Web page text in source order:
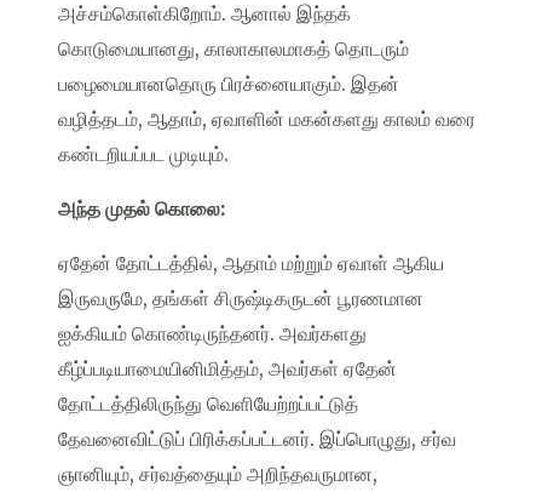
அச்சம்கொள்கிறோம். ஆனால் இந்தக்
கொடுமையானது, காலாகாலமாகத் தொடரும்
பழைமையானதொரு பிரச்னையாகும். இதன்
வழித்தடம், ஆதாம், ஏவாளின் மகன்களது காலம் வரை
கண்டறியப்பட முடியும்.
அந்த முதல் கொலை:
ஏதேன் தோட்டத்தில், ஆதாம் மற்றும் ஏவாள் ஆகிய
இருவருமே, தங்கள் சிருஷ்டிகருடன் பூரணமான
ஐக்கியம் கொண்டிருந்தனர். அவர்களது
கீழ்ப்படியாமையினிமித்தம், அவர்கள் ஏதேன்
தோட்டத்திலிருந்து வெளியேற்றப்பட்டுத்
தேவனைவிட்டுப் பிரிக்கப்பட்டனர். இப்பொழுது, சர்வ
ஞானியும், சர்வத்தையும் அறிந்தவருமான,